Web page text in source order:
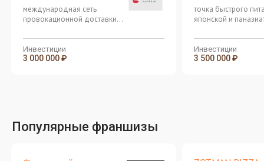
международная сеть
провокационной доставки
Инвестиции
3 000 000 ₽
точка быстрого
японской и
Инвестиции
3 500 000 ₽
Популярные франшизы